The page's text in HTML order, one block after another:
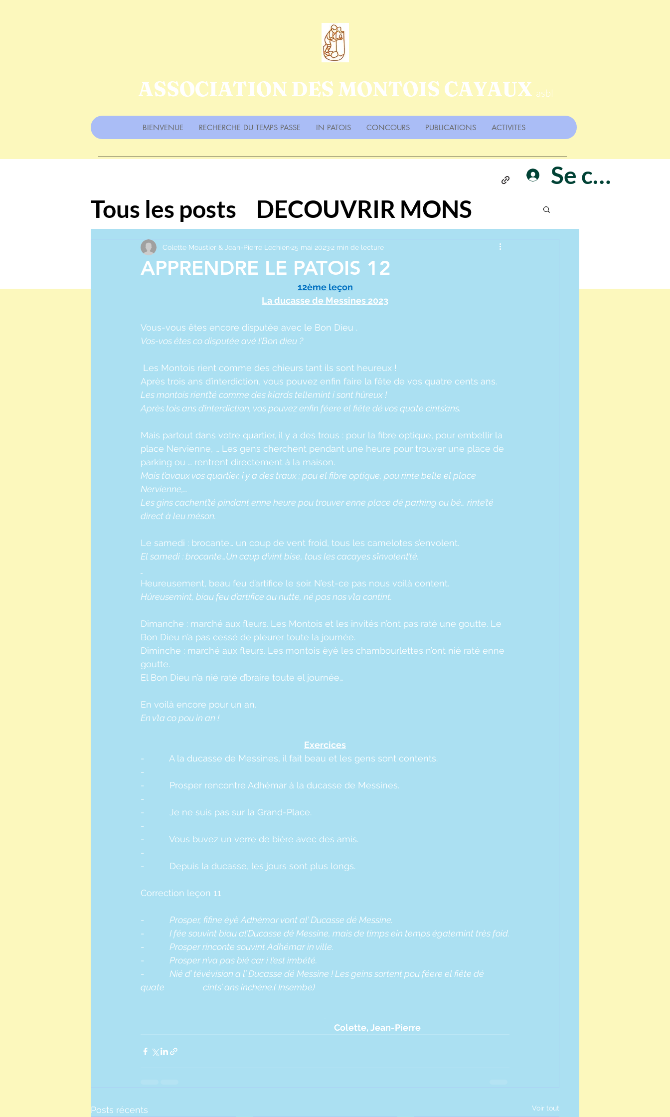
ASSOCIATION DES MONTOIS CAYAUX asbl
BIENVENUE RECHERCHE DU TEMPS PASSE IN PATOIS CONCOURS PUBLICATIONS ACTIVITES
Se
Tous les posts
DECOUVRIR MONS
MONS DIVERS
APPRENDRE LE PATOIS 12
Colette Moustier & Jean-Pierre Lechien 25 mai 2023 2 min de lecture
12ème leçon
La ducasse de Messines 2023
Vous-vous êtes encore disputée avec le Bon Dieu .
Vos-vos êtes co disputée avé l’Bon dieu ?
Les Montois rient comme des chieurs tant ils sont heureux !
Après trois ans d’interdiction, vous pouvez enfin faire la fête de vos quatre cents ans.
Les montois rient’té comme des kiards tellemint i sont hûreux !
Après tois ans d’interdiction, vos pouvez enfin féere el fiête dé vos quate cints’ans.
Mais partout dans votre quartier, il y a des trous : pour la fibre optique, pour embellir la
place Nervienne, … Les gens cherchent pendant une heure pour trouver une place de
parking ou … rentrent directement à la maison.
Mais t’avaux vos quartier, i y a des traux ; pou el fibre optique, pou rinte belle el place
Nervienne,…
Les gins cachent’té pindant enne heure pou trouver enne place dé parking ou bé… rinte’té
direct à leu méson.
Le samedi : brocante… un coup de vent froid, tous les camelotes s’envolent.
El samedi : brocante…Un caup d’vint bise, tous les cacayes s’involent’té.
Heureusement, beau feu d’artifice le soir. N’est-ce pas nous voilà content.
Hûreusemint, biau feu d’artifice au nutte, né pas nos v’la contint.
Dimanche : marché aux fleurs. Les Montois et les invités n’ont pas raté une goutte. Le
Bon Dieu n’a pas cessé de pleurer toute la journée.
Diminche : marché aux fleurs. Les montois èyè les chambourlettes n’ont nié raté enne
goutte.
El Bon Dieu n’a nié raté d’braire toute el journée…
En voilà encore pour un an.
En v’la co pou in an !
Exercices
-          A la ducasse de Messines, il fait beau et les gens sont contents.
-
-          Prosper rencontre Adhémar à la ducasse de Messines.
-
-          Je ne suis pas sur la Grand-Place.
-
-          Vous buvez un verre de bière avec des amis.
-
-          Depuis la ducasse, les jours sont plus longs.
Correction leçon 11
- Prosper, fifine èyè Adhémar vont al’ Ducasse dé Messine.
- I fée souvint biau al’Ducasse dé Messine, mais de timps ein temps égalemint très foid.
- Prosper rinconte souvint Adhémar in ville.
- Prosper n’va pas bié car i l’est imbété.
- Nié d’ tévévision a l’ Ducasse dé Messine ! Les geins sortent pou féere el fiête dé
quate
cints’ ans inchène.( Insembe)
                                                                                                 Colette, Jean-Pierre
Posts récents Voir tout